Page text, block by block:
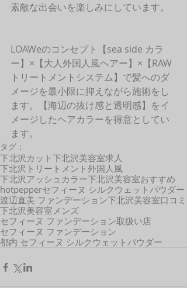
素敵な出会いを楽しみにしています。
LOAWeのコンセプト【sea side カラ
ー】×【大人外国人風ヘアー】×【RAW
トリートメントシステム】で髪へのダ
メージを最小限に抑えながら施術をし
ます。【海辺の抜け感と透明感】をイ
メージしたヘアカラーを得意としてい
ます。
タグ：
下北沢カット 下北沢美容室求人
下北沢トリートメント 外国人風
下北沢アッシュカラー下北沢美容室おすすめ
hotpepperセフィーヌ シルクウェットパウダー
渡辺直美 ファンデーション下北沢美容室口コミ
下北沢美容室メンズ
セフィーヌ ファンデーション取扱い店
セフィーヌ ファンデーション
都内 セフィーヌ シルクウェットパウダー